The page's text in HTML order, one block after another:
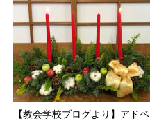
【教会学校ブログより】アドベ